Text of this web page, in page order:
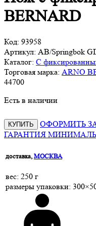
BERNARD
Код: 93958
Артикул: AB/Springbok
Каталог: С
Торговая марка: ARNO
44700
Есть в наличии
КУПИТЬ
ОФОРМИТЬ
ГАРАНТИЯ
доставка, МОСКВА
веc: 250 г
размеры упаковки: